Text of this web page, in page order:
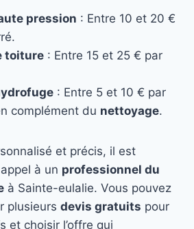
pression : Entre 10 et 20 €
toiture : Entre 15 et 25 € par
: Entre 5 et 10 € par
complément du nettoyage.
et précis, il est
à un professionnel du
à Sainte-eulalie. Vous pouvez
plusieurs devis gratuits pour
et choisir l’offre qui